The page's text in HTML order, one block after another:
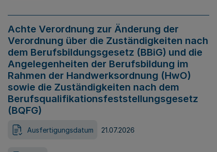
Achte Verordnung zur Änderung der
Verordnung über die Zuständigkeiten nach
dem Berufsbildungsgesetz (BBiG) und die
Angelegenheiten der Berufsbildung im
Rahmen der Handwerksordnung (HwO)
sowie die Zuständigkeiten nach dem
Berufsqualifikationsfeststellungsgesetz
(BQFG)
Ausfertigungsdatum 21.07.2026